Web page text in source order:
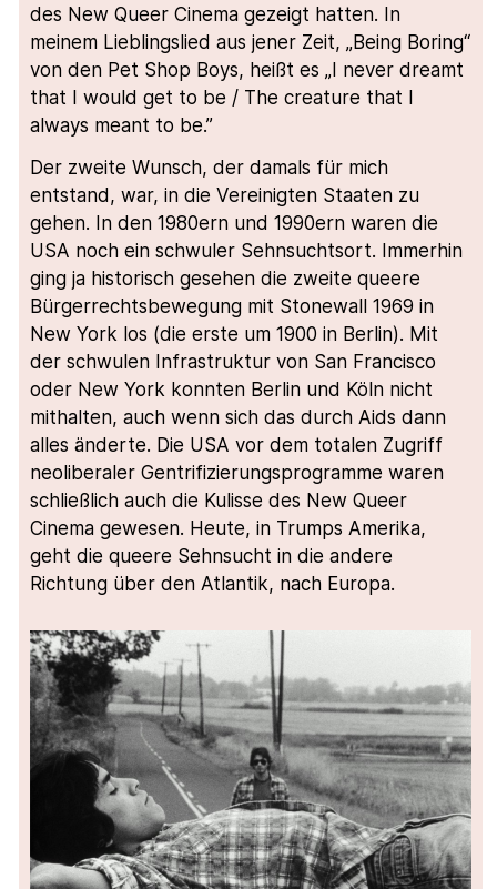
des New Queer Cinema gezeigt hatten. In
meinem Lieblingslied aus jener Zeit, „Being Boring“
von den Pet Shop Boys, heißt es „I never dreamt
that I would get to be / The creature that I
always meant to be.”
Der zweite Wunsch, der damals für mich
entstand, war, in die Vereinigten Staaten zu
gehen. In den 1980ern und 1990ern waren die
USA noch ein schwuler Sehnsuchtsort. Immerhin
ging ja historisch gesehen die zweite queere
Bürgerrechtsbewegung mit Stonewall 1969 in
New York los (die erste um 1900 in Berlin). Mit
der schwulen Infrastruktur von San Francisco
oder New York konnten Berlin und Köln nicht
mithalten, auch wenn sich das durch Aids dann
alles änderte. Die USA vor dem totalen Zugriff
neoliberaler Gentrifizierungsprogramme waren
schließlich auch die Kulisse des New Queer
Cinema gewesen. Heute, in Trumps Amerika,
geht die queere Sehnsucht in die andere
Richtung über den Atlantik, nach Europa.